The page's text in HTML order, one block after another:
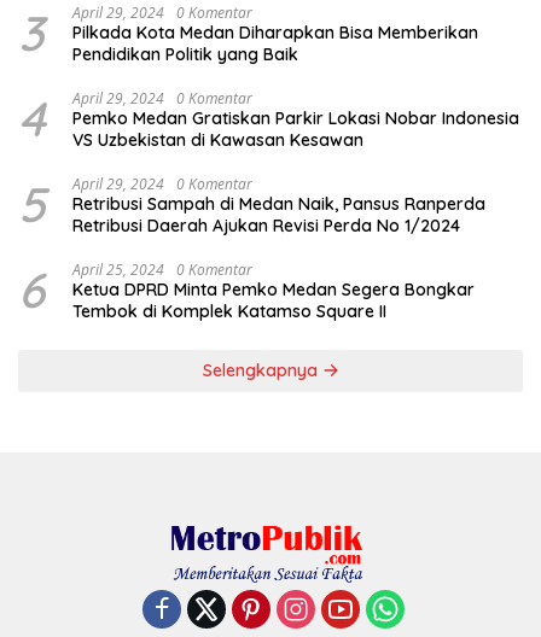
3 April 29, 2024 0 Komentar
Pilkada Kota Medan Diharapkan Bisa Memberikan
Pendidikan Politik yang Baik
4 April 29, 2024 0 Komentar
Pemko Medan Gratiskan Parkir Lokasi Nobar Indonesia
VS Uzbekistan di Kawasan Kesawan
5 April 29, 2024 0 Komentar
Retribusi Sampah di Medan Naik, Pansus Ranperda
Retribusi Daerah Ajukan Revisi Perda No 1/2024
6 April 25, 2024 0 Komentar
Ketua DPRD Minta Pemko Medan Segera Bongkar
Tembok di Komplek Katamso Square II
Selengkapnya